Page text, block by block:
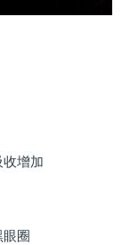
增加
圈
送達日期8/9/26
送達日期
達日期